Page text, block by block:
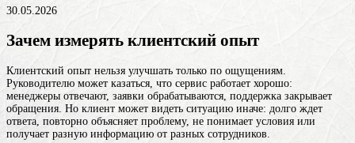
30.05.2026
Зачем измерять клиентский опыт
Клиентский опыт нельзя улучшать только по ощущениям.
Руководителю может казаться, что сервис работает хорошо:
менеджеры отвечают, заявки обрабатываются, поддержка закрывает
обращения. Но клиент может видеть ситуацию иначе: долго ждет
ответа, повторно объясняет проблему, не понимает условия или
получает разную информацию от разных сотрудников.